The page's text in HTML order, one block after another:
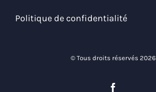
Politique de confidentialité
© Tous droits réservés 2026